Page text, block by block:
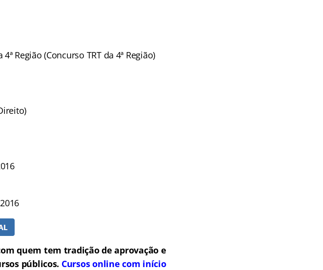
Região (Concurso TRT da 4ª Região)
quem tem tradição de aprovação e
públicos. Cursos online com início